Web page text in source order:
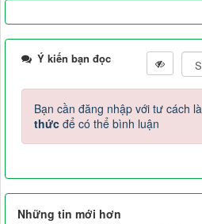
Ý kiến bạn đọc
Bạn cần đăng nhập với tư cách là
thức để có thể bình luận
Những tin mới hơn